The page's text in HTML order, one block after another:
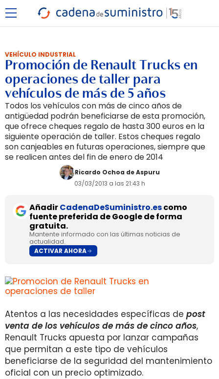
VEHÍCULO INDUSTRIAL
Promoción de Renault Trucks en
operaciones de taller para
vehículos de más de 5 años
Todos los vehículos con más de cinco años de
antigüedad podrán beneficiarse de esta promoción,
que ofrece cheques regalo de hasta 300 euros en la
siguiente operación de taller. Estos cheques regalo
son canjeables en futuras operaciones, siempre que
se realicen antes del fin de enero de 2014
Ricardo Ochoa de Aspuru
03/03/2013 a las 21:43 h
AñadirCadenaDeSuministro.escomo
fuente preferida de Google de forma
gratuita.
Mantente informado con las últimas noticias de
actualidad.
ACTIVAR AHORA
Atentos a las necesidades específicas de post
venta de los vehículos de más de cinco años,
Renault Trucks apuesta por lanzar campañas
que permitan a este tipo de vehículos
beneficiarse de la seguridad del mantenimiento
oficial con un precio optimizado.